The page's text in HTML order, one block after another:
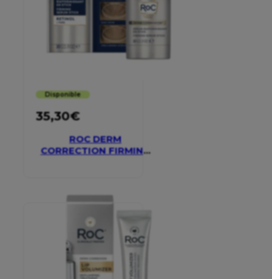
Disponible
35,30€
ROC DERM
CORRECTION FIRMING